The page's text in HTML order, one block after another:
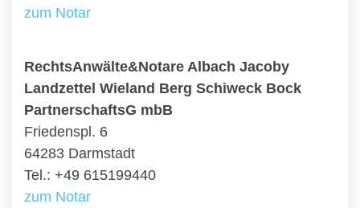
zum Notar
RechtsAnwälte&Notare Albach Jacoby
Landzettel Wieland Berg Schiweck Bock
PartnerschaftsG mbB
Friedenspl. 6
64283 Darmstadt
Tel.: +49 615199440
zum Notar